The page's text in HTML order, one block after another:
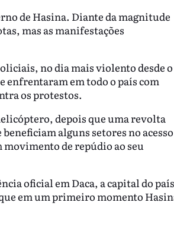
de Hasina. Diante da magnitude
mas as manifestações
no dia mais violento desde o
em todo o país com
os protestos.
depois que uma revolta
beneficiam alguns setores no
de repúdio ao seu
oficial em Daca, a capital do
em um primeiro momento